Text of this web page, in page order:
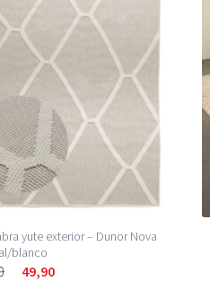
yute exterior – Dunor Nova
blanco
49,90